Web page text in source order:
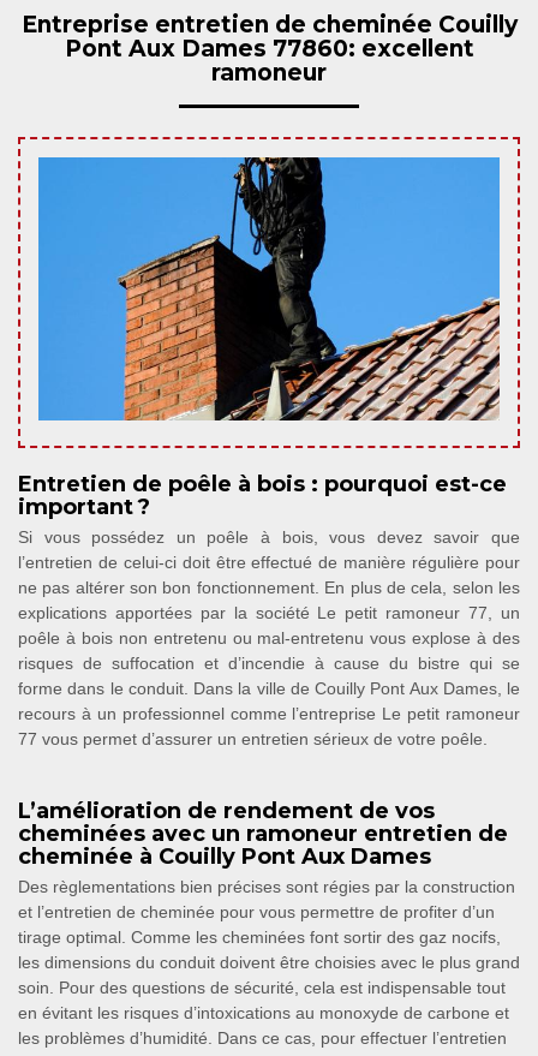
Entreprise entretien de cheminée Couilly
Pont Aux Dames 77860: excellent
ramoneur
Entretien de poêle à bois : pourquoi est-ce
important ?
Si vous possédez un poêle à bois, vous devez savoir que
l’entretien de celui-ci doit être effectué de manière régulière pour
ne pas altérer son bon fonctionnement. En plus de cela, selon les
explications apportées par la société Le petit ramoneur 77, un
poêle à bois non entretenu ou mal-entretenu vous explose à des
risques de suffocation et d’incendie à cause du bistre qui se
forme dans le conduit. Dans la ville de Couilly Pont Aux Dames, le
recours à un professionnel comme l’entreprise Le petit ramoneur
77 vous permet d’assurer un entretien sérieux de votre poêle.
L’amélioration de rendement de vos
cheminées avec un ramoneur entretien de
cheminée à Couilly Pont Aux Dames
Des règlementations bien précises sont régies par la construction
et l’entretien de cheminée pour vous permettre de profiter d’un
tirage optimal. Comme les cheminées font sortir des gaz nocifs,
les dimensions du conduit doivent être choisies avec le plus grand
soin. Pour des questions de sécurité, cela est indispensable tout
en évitant les risques d’intoxications au monoxyde de carbone et
les problèmes d’humidité. Dans ce cas, pour effectuer l’entretien